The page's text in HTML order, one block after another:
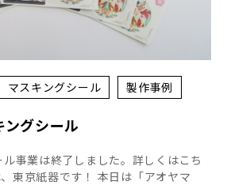
マスキングシール 製作事例
グシール
事業は終了しました。詳しくはこち
京紙器です！ 本日は「アオヤマ